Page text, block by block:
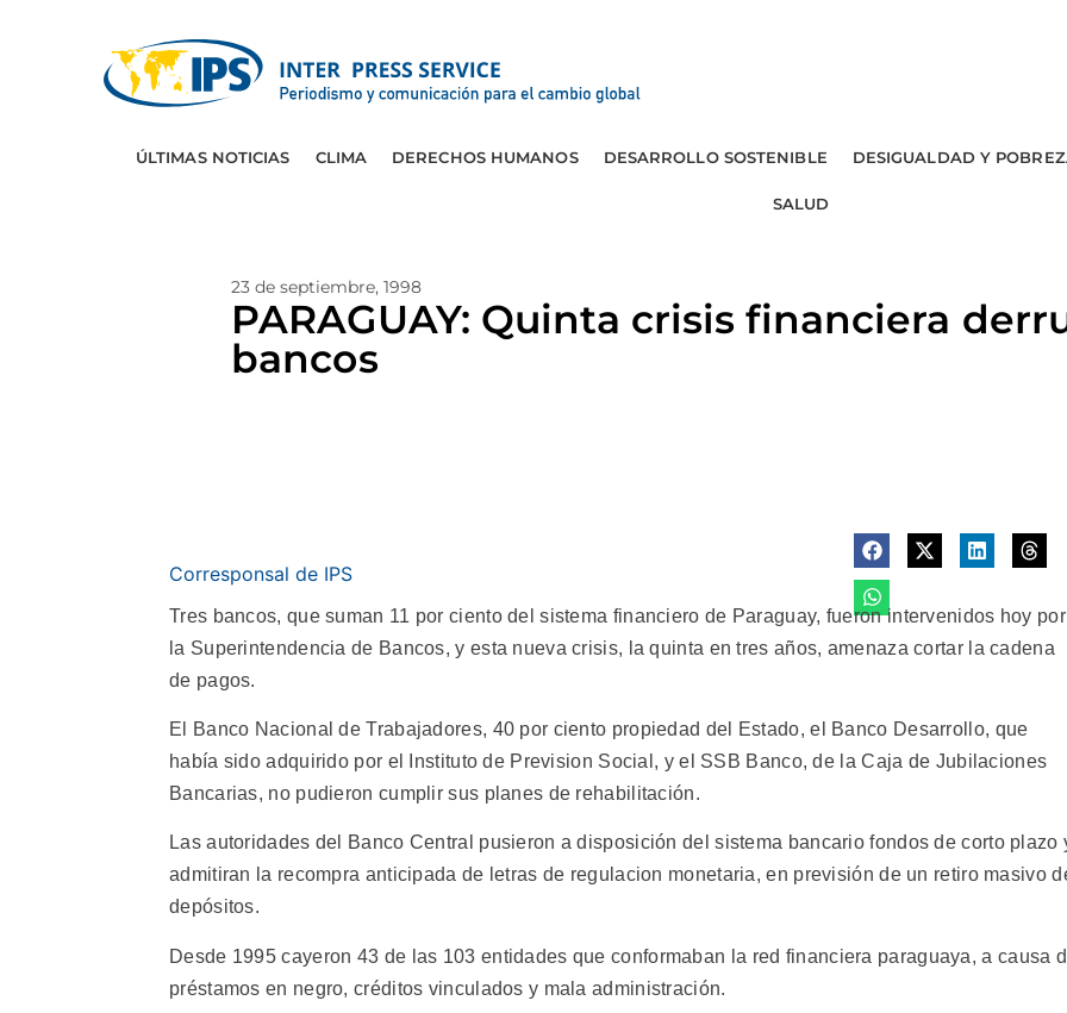
ÚLTIMAS NOTICIAS CLIMA DERECHOS HUMANOS DESARROLLO SOSTENIBLE DESIGUALDAD Y
SALUD
23 de septiembre, 1998
PARAGUAY: Quinta crisis financiera
bancos
Corresponsal de IPS
Tres bancos, que suman 11 por ciento del sistema financiero de Paraguay, fueron intervenidos hoy por
la Superintendencia de Bancos, y esta nueva crisis, la quinta en tres años, amenaza cortar la cadena
de pagos.
El Banco Nacional de Trabajadores, 40 por ciento propiedad del Estado, el Banco Desarrollo, que
había sido adquirido por el Instituto de Prevision Social, y el SSB Banco, de la Caja de Jubilaciones
Bancarias, no pudieron cumplir sus planes de rehabilitación.
Las autoridades del Banco Central pusieron a disposición del sistema bancario fondos de corto plazo
admitiran la recompra anticipada de letras de regulacion monetaria, en previsión de un retiro masivo
depósitos.
Desde 1995 cayeron 43 de las 103 entidades que conformaban la red financiera paraguaya, a causa
préstamos en negro, créditos vinculados y mala administración.